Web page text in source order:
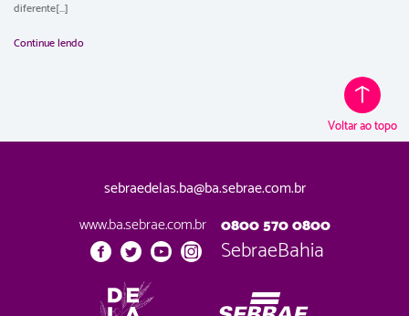
diferente[...]
Continue lendo
Voltar ao topo
sebraedelas.ba@ba.sebrae.com.br
www.ba.sebrae.com.br
0800 570 0800
SebraeBahia